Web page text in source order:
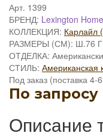
Арт. 1399
БРЕНД: Lexington
КОЛЛЕКЦИЯ: Карлайл
РАЗМЕРЫ (СМ): Ш.76
ОТДЕЛКА:
СТИЛЬ: Американская
Под заказ (поставка 4-
По запросу
Описание